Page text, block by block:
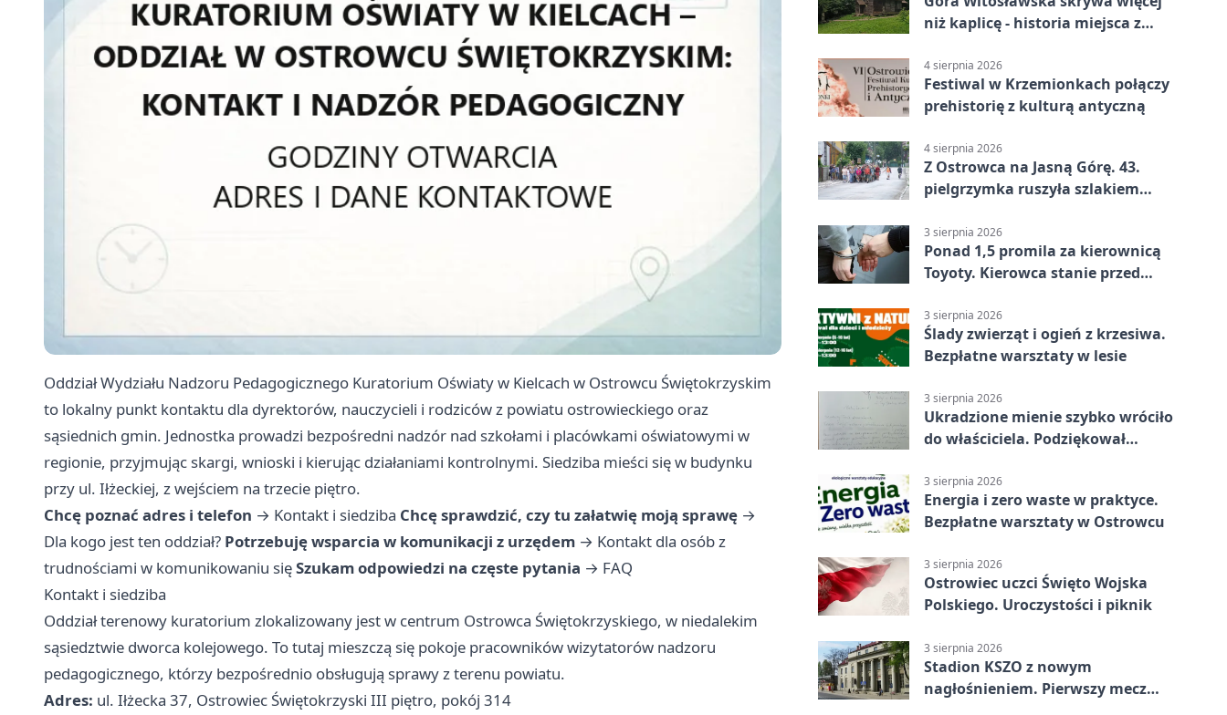
Oddział Wydziału Nadzoru Pedagogicznego Kuratorium Oświaty w Kielcach w Ostrowcu Świętokrzyskim
to lokalny punkt kontaktu dla dyrektorów, nauczycieli i rodziców z powiatu ostrowieckiego oraz
sąsiednich gmin. Jednostka prowadzi bezpośredni nadzór nad szkołami i placówkami oświatowymi w
regionie, przyjmując skargi, wnioski i kierując działaniami kontrolnymi. Siedziba mieści się w budynku
przy ul. Iłżeckiej, z wejściem na trzecie piętro.
Chcę poznać adres i telefon → Kontakt i siedziba Chcę sprawdzić, czy tu załatwię moją sprawę →
Dla kogo jest ten oddział? Potrzebuję wsparcia w komunikacji z urzędem → Kontakt dla osób z
trudnościami w komunikowaniu sięSzukam odpowiedzi na częste pytania → FAQ
Kontakt i siedziba
Oddział terenowy kuratorium zlokalizowany jest w centrum Ostrowca Świętokrzyskiego, w niedalekim
sąsiedztwie dworca kolejowego. To tutaj mieszczą się pokoje pracowników wizytatorów nadzoru
pedagogicznego, którzy bezpośrednio obsługują sprawy z terenu powiatu.
Adres: ul. Iłżecka 37, Ostrowiec Świętokrzyski III piętro, pokój 314
niż kaplicę - historia miejsca z
4 sierpnia 2026
Festiwal w Krzemionkach połączy
prehistorię z kulturą antyczną
4 sierpnia 2026
Z Ostrowca na Jasną Górę. 43.
pielgrzymka ruszyła szlakiem
3 sierpnia 2026
Ponad 1,5 promila za kierownicą
Toyoty. Kierowca stanie przed
3 sierpnia 2026
Ślady zwierząt i ogień z krzesiwa.
Bezpłatne warsztaty w lesie
3 sierpnia 2026
Ukradzione mienie szybko wróciło
do właściciela. Podziękował
3 sierpnia 2026
Energia i zero waste w praktyce.
Bezpłatne warsztaty w Ostrowcu
3 sierpnia 2026
Ostrowiec uczci Święto Wojska
Polskiego. Uroczystości i piknik
3 sierpnia 2026
Stadion KSZO z nowym
nagłośnieniem. Pierwszy mecz